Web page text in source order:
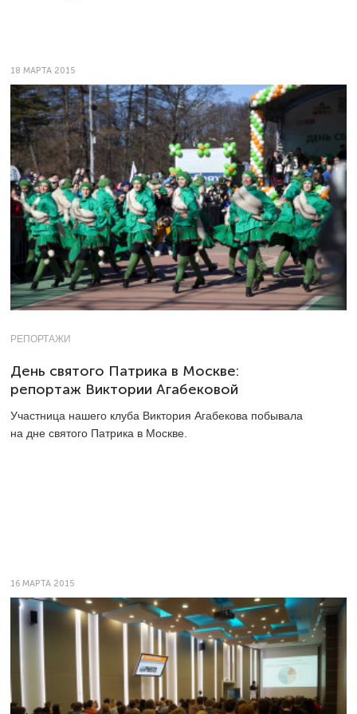
18 МАРТА 2015
РЕПОРТАЖИ
День святого Патрика в Москве:
репортаж Виктории Агабековой
Участница нашего клуба Виктория Агабекова побывала
на дне святого Патрика в Москве.
16 МАРТА 2015